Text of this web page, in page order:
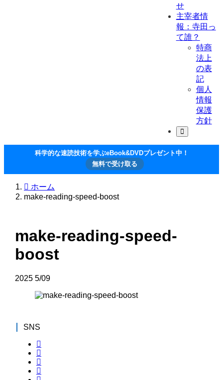
せ
主宰者情
報：寺田っ
て誰？
特商
法上
の表
記
個人
情報
保護
方針
科学的な速読技術を学ぶeBook&DVDプレゼント中！
無料で受け取る
ホーム
make-reading-speed-boost
make-reading-speed-
boost
2025 5/09
SNS